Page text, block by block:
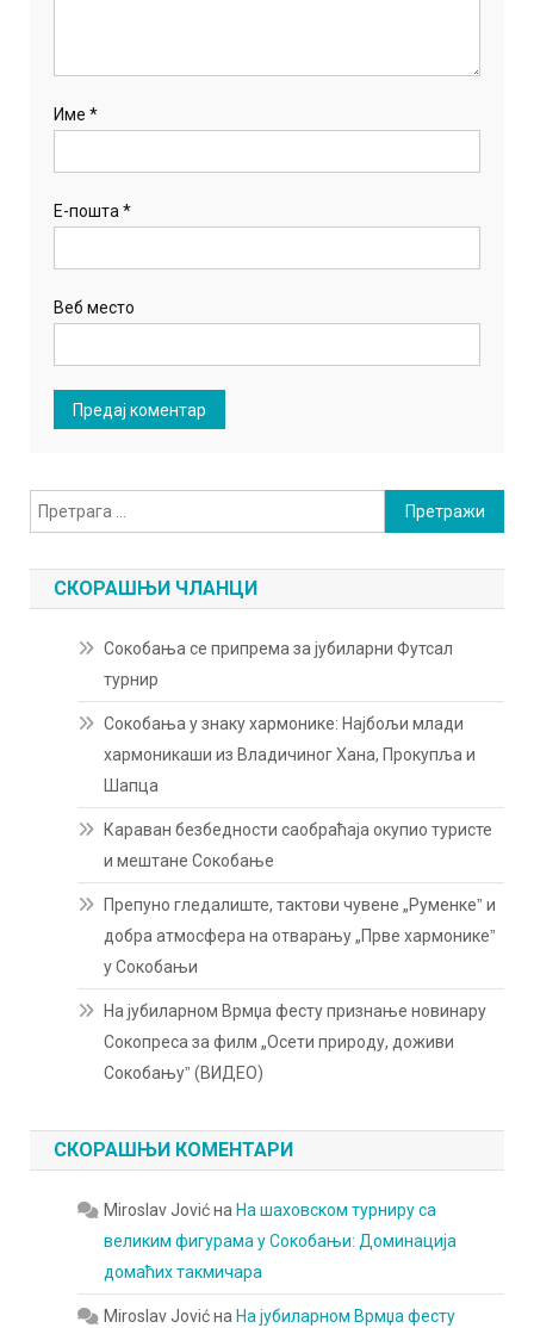
Име*
Е-пошта*
Веб место
Претрага
за:
СКОРАШЊИ ЧЛАНЦИ
Сокобања се припрема за јубиларни Футсал
турнир
Сокобања у знаку хармонике: Најбољи млади
хармоникаши из Владичиног Хана, Прокупља и
Шапца
Караван безбедности саобраћаја окупио туристе
и мештане Сокобање
Препуно гледалиште, тактови чувене „Руменкеˮ и
добра атмосфера на отварању „Прве хармоникеˮ
у Сокобањи
На јубиларном Врмџа фесту признање новинару
Сокопреса за филм „Осети природу, доживи
Сокобањуˮ (ВИДЕО)
СКОРАШЊИ КОМЕНТАРИ
Miroslav Jovićна На шаховском турниру са
великим фигурама у Сокобањи: Доминација
домаћих такмичара
Miroslav Jovićна На јубиларном Врмџа фесту